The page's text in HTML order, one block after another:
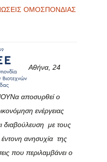
ΟΜΟΣΠΟΝΔΙΑΣ
Αθήνα, 24
Να αποσυρθεί ο
ενέργειας
διαβούλευση με τους
ανησυχία της
που περιλαμβάνει ο